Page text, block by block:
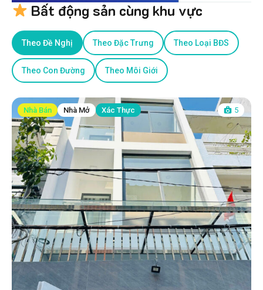
Bất động sản cùng khu vực
Theo Đề Nghị Theo Đặc Trưng Theo Loại BĐS
Theo Con Đường Theo Môi Giới
Nhà Bán Nhà Mở Xác Thực 5